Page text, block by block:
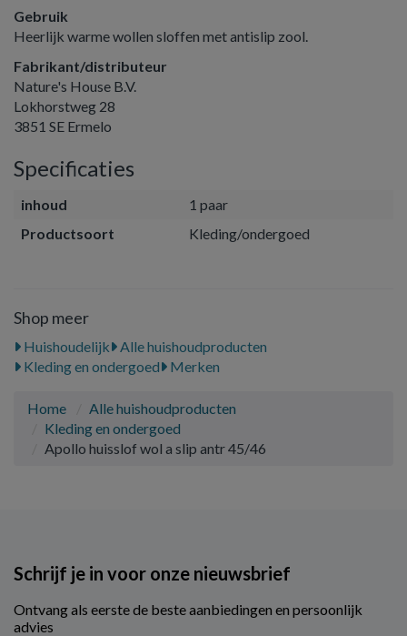
Gebruik
Heerlijk warme wollen sloffen met antislip zool.
Fabrikant/distributeur
Nature's House B.V.
Lokhorstweg 28
3851 SE Ermelo
Specificaties
inhoud
1 paar
Productsoort
Kleding/ondergoed
Shop meer
Huishoudelijk
Alle huishoudproducten
Kleding en ondergoed
Merken
Home
Alle huishoudproducten
Kleding en ondergoed
Apollo huisslof wol a slip antr 45/46
Schrijf je in voor onze nieuwsbrief
Ontvang als eerste de beste aanbiedingen en persoonlijk
advies